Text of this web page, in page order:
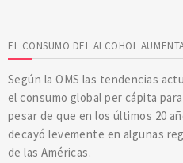
EL CONSUMO DEL ALCOHOL
Según la OMS las tendencias
el consumo global per cápita
pesar de que en los últimos 20
decayó levemente en algunas
de las Américas.